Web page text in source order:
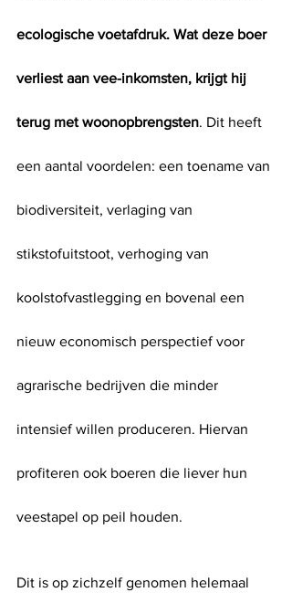
ecologische voetafdruk. Wat deze boer
verliest aan vee-inkomsten, krijgt hij
terug met woonopbrengsten. Dit heeft
een aantal voordelen: een toename van
biodiversiteit, verlaging van
stikstofuitstoot, verhoging van
koolstofvastlegging en bovenal een
nieuw economisch perspectief voor
agrarische bedrijven die minder
intensief willen produceren. Hiervan
profiteren ook boeren die liever hun
veestapel op peil houden.
Dit is op zichzelf genomen helemaal